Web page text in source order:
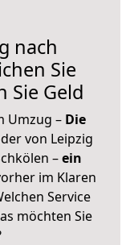
nach
Sie
Sie Geld
Umzug – Die
von Leipzig
–ein
im Klaren
Service
möchten Sie